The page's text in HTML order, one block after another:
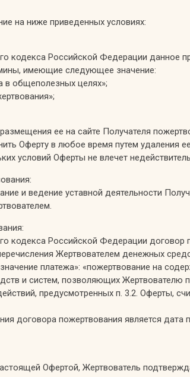
на ниже приведенных условиях:
кодекса Российской Федерации данное
имеющие следующее значение:
в общеполезных целях»;
ее на сайте Получателя
Оферту в любое время путем удаления
условий Оферты не влечет
и ведение уставной деятельности
кодекса Российской Федерации
Жертвователем денежных
платежа»: «пожертвование на
и систем, позволяющих
предусмотренных п. 3.2. Оферты,
договора пожертвования является
Офертой, Жертвователь